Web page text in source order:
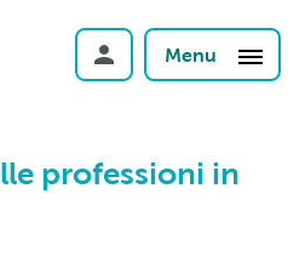
Menu
professioni in